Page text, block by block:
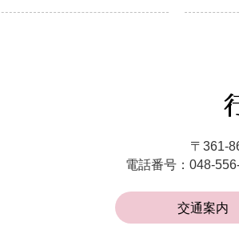
行
田
役
所
〒361-
電話番号：048-
交通案内